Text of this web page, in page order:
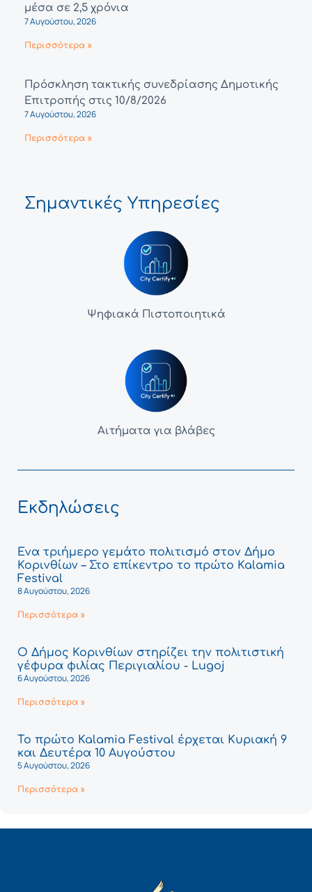
μέσα σε 2,5 χρόνια
7 Αυγούστου, 2026
Περισσότερα »
Πρόσκληση τακτικής συνεδρίασης Δημοτικής
Επιτροπής στις 10/8/2026
7 Αυγούστου, 2026
Περισσότερα »
Σημαντικές Υπηρεσίες
Ψηφιακά Πιστοποιητικά
Αιτήματα για βλάβες
Εκδηλώσεις
Ένα τριήμερο γεμάτο πολιτισμό στον Δήμο
Κορινθίων – Στο επίκεντρο το πρώτο Kalamia
Festival
8 Αυγούστου, 2026
Περισσότερα »
Ο Δήμος Κορινθίων στηρίζει την πολιτιστική
γέφυρα φιλίας Περιγιαλίου - Lugoj
6 Αυγούστου, 2026
Περισσότερα »
Το πρώτο Kalamia Festival έρχεται Κυριακή 9
και Δευτέρα 10 Αυγούστου
5 Αυγούστου, 2026
Περισσότερα »